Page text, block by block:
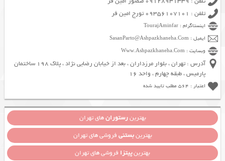
تلفن : 09356107101 تورج امین فر
اینستاگرام : TourajAminfar
ایمیل : SasanParto@Ashpazkhaneha.Com
وبسایت : Www.Ashpazkhaneha.Com
آدرس : تهران ، بلوار مرزداران ، بعد از خیابان رضایی نژاد ، پلاک 198 ساختمان
پارمیس ، طبقه چهارم ، واحد 16
اعتبار : 564 مطلب تایید شده
بهترینرستورانهای تهران
بهترینبستنی فروشی های تهران
بهترینپیتزا فروشی های تهران